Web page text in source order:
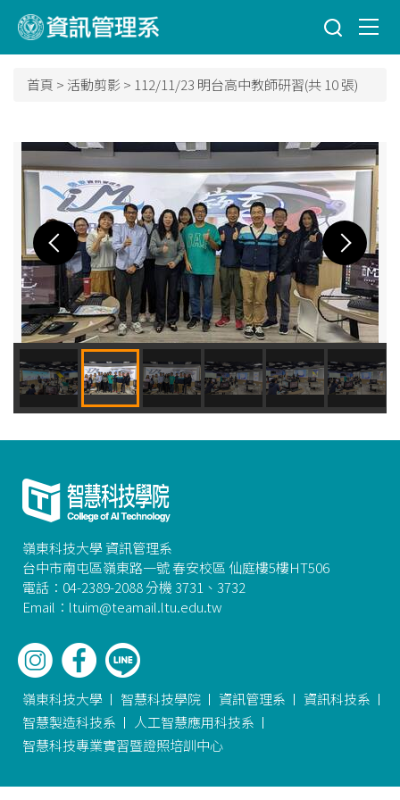
到
主
首頁 > 活動剪影 > 112/11/23 明台高中教師研習(共 10 張)
嶺東科技大學 資訊管理系
台中市南屯區嶺東路一號 春安校區 仙庭樓5樓HT506
電話：04-2389-2088 分機 3731、3732
Email：ltuim@teamail.ltu.edu.tw
嶺東科技大學 智慧科技學院 資訊管理系
資訊科技系
智慧製造科技系
人工智慧應用科技系
智慧科技專業實習暨證照培訓中心